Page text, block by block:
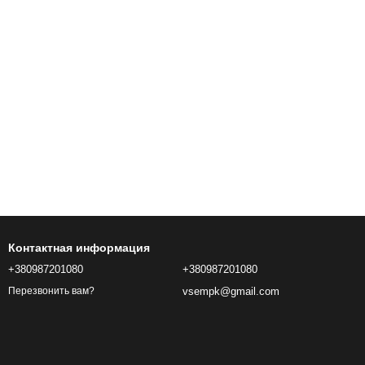
Контактная информация
+380987201080
Перезвонить вам?
+380987201080
vsempk@gmail.com